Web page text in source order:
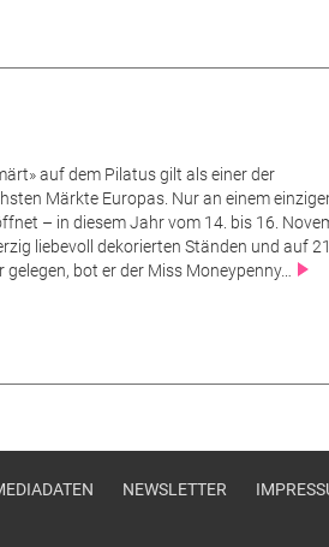
auf dem Pilatus gilt als einer der
Märkte Europas. Nur an einem
– in diesem Jahr vom 14. bis 16.
liebevoll dekorierten Ständen und auf
gelegen, bot er der Miss Moneypenny…
NEWSLETTER